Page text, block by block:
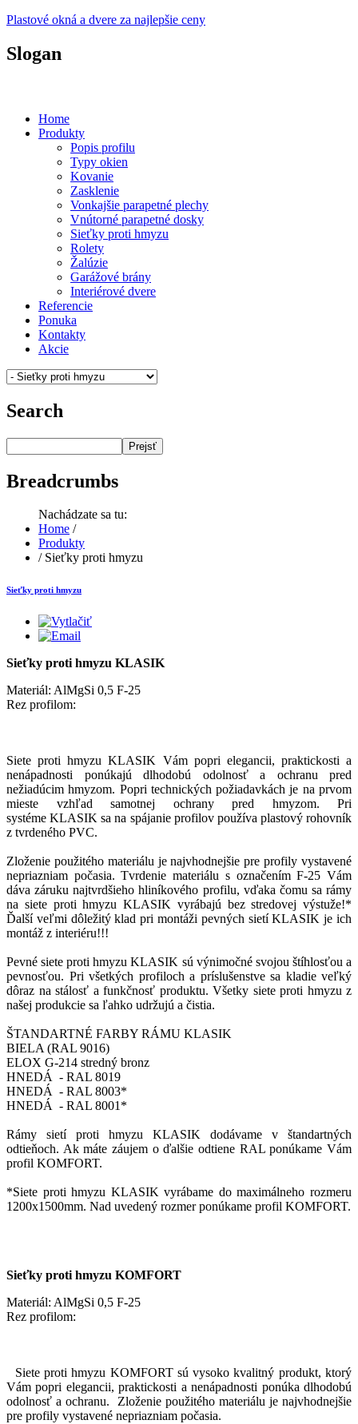
Plastové okná a dvere za najlepšie ceny
Slogan
Home
Produkty
Popis profilu
Typy okien
Kovanie
Zasklenie
Vonkajšie parapetné plechy
Vnútorné parapetné dosky
Sieťky proti hmyzu
Rolety
Žalúzie
Garážové brány
Interiérové dvere
Referencie
Ponuka
Kontakty
Akcie
Search
Prejsť
Breadcrumbs
Nachádzate sa tu:
Home /
Produkty
/ Sieťky proti hmyzu
Sieťky proti hmyzu
Sieťky proti hmyzu KLASIK
Materiál: AlMgSi 0,5 F-25
Rez profilom:
Siete proti hmyzu KLASIK Vám popri elegancii, praktickosti a
nenápadnosti ponúkajú dlhodobú odolnosť a ochranu pred
nežiadúcim hmyzom. Popri technických požiadavkách je na prvom
mieste vzhľad samotnej ochrany pred hmyzom. Pri
systéme KLASIK sa na spájanie profilov používa plastový rohovník
z tvrdeného PVC.
Zloženie použitého materiálu je najvhodnejšie pre profily vystavené
nepriazniam počasia. Tvrdenie materiálu s označením F-25 Vám
dáva záruku najtvrdšieho hliníkového profilu, vďaka čomu sa rámy
na siete proti hmyzu KLASIK vyrábajú bez stredovej výstuže!*
Ďalší veľmi dôležitý klad pri montáži pevných sietí KLASIK je ich
montáž z interiéru!!!
Pevné siete proti hmyzu KLASIK sú výnimočné svojou štíhlosťou a
pevnosťou. Pri všetkých profiloch a príslušenstve sa kladie veľký
dôraz na stálosť a funkčnosť produktu. Všetky siete proti hmyzu z
našej produkcie sa ľahko udržujú a čistia.
ŠTANDARTNÉ FARBY RÁMU KLASIK
BIELA (RAL 9016)
ELOX G-214 stredný bronz
HNEDÁ - RAL 8019
HNEDÁ - RAL 8003*
HNEDÁ - RAL 8001*
Rámy sietí proti hmyzu KLASIK dodávame v štandartných
odtieňoch. Ak máte záujem o ďalšie odtiene RAL ponúkame Vám
profil KOMFORT.
*Siete proti hmyzu KLASIK vyrábame do maximálneho rozmeru
1200x1500mm. Nad uvedený rozmer ponúkame profil KOMFORT.
Sieťky proti hmyzu KOMFORT
Materiál: AlMgSi 0,5 F-25
Rez profilom:
Siete proti hmyzu KOMFORT sú vysoko kvalitný produkt, ktorý
Vám popri elegancii, praktickosti a nenápadnosti ponúka dlhodobú
odolnosť a ochranu. Zloženie použitého materiálu je najvhodnejšie
pre profily vystavené nepriazniam počasia.